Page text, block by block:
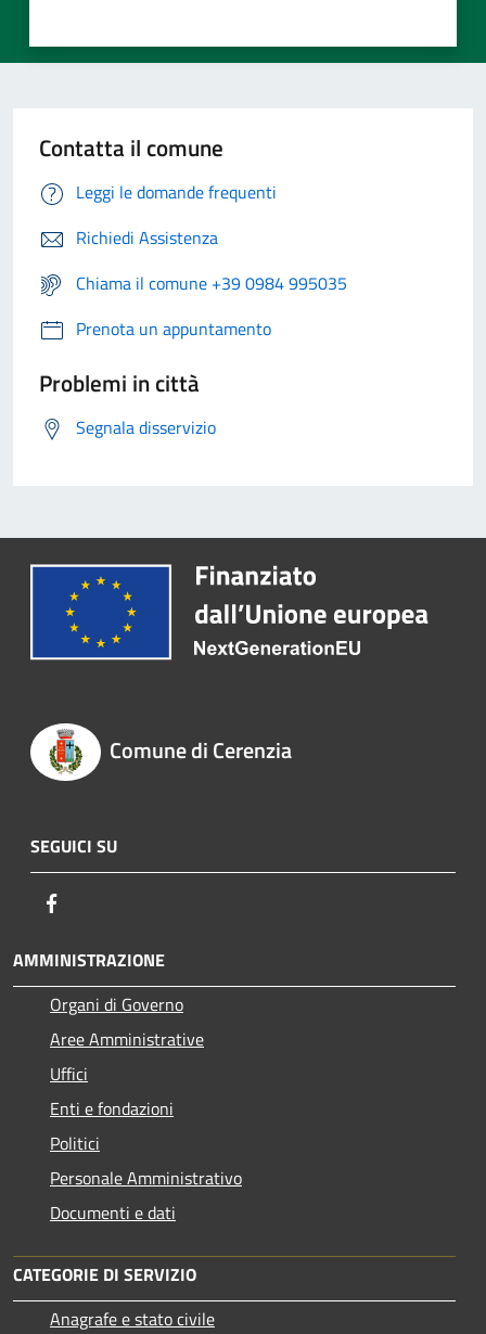
Contatta il comune
Leggi le domande frequenti
Richiedi Assistenza
Chiama il comune +39 0984 995035
Prenota un appuntamento
Problemi in città
Segnala disservizio
Comune di Cerenzia
SEGUICI SU
AMMINISTRAZIONE
Organi di Governo
Aree Amministrative
Uffici
Enti e fondazioni
Politici
Personale Amministrativo
Documenti e dati
CATEGORIE DI SERVIZIO
Anagrafe e stato civile